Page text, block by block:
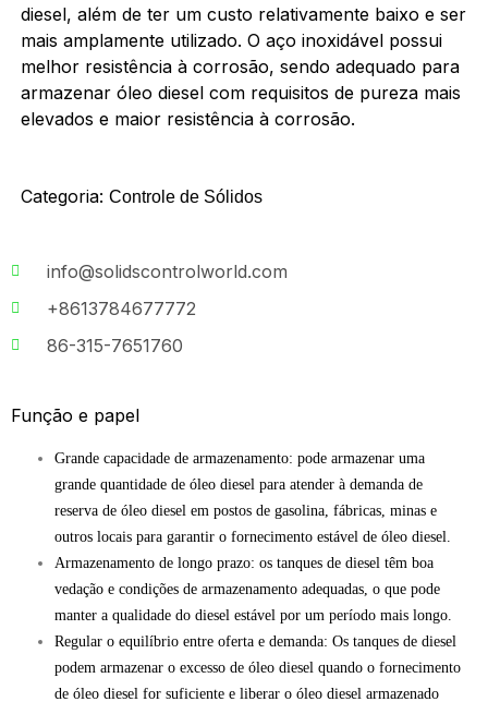
diesel, além de ter um custo relativamente baixo e ser
mais amplamente utilizado. O aço inoxidável possui
melhor resistência à corrosão, sendo adequado para
armazenar óleo diesel com requisitos de pureza mais
elevados e maior resistência à corrosão.
Categoria: Controle de Sólidos
info@solidscontrolworld.com
+8613784677772
86-315-7651760
Função e papel
Grande capacidade de armazenamento: pode armazenar uma
grande quantidade de óleo diesel para atender à demanda de
reserva de óleo diesel em postos de gasolina, fábricas, minas e
outros locais para garantir o fornecimento estável de óleo diesel.
Armazenamento de longo prazo: os tanques de diesel têm boa
vedação e condições de armazenamento adequadas, o que pode
manter a qualidade do diesel estável por um período mais longo.
Regular o equilíbrio entre oferta e demanda: Os tanques de diesel
podem armazenar o excesso de óleo diesel quando o fornecimento
de óleo diesel for suficiente e liberar o óleo diesel armazenado